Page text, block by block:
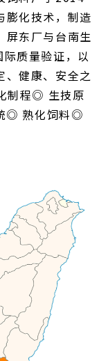
膨化技术，制造
屏东厂与台南生
质量验证，以
、健康、安全之
制程◎ 生技原
◎ 熟化饲料◎